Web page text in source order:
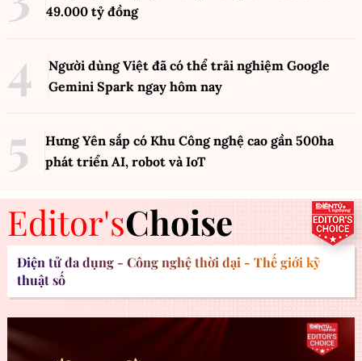
49.000 tỷ đồng
Người dùng Việt đã có thể trải nghiệm Google
Gemini Spark ngay hôm nay
Hưng Yên sắp có Khu Công nghệ cao gần 500ha
phát triển AI, robot và IoT
Editor'sChoise
Điện tử đa dụng - Công nghệ thời đại - Thế giới kỹ
thuật số